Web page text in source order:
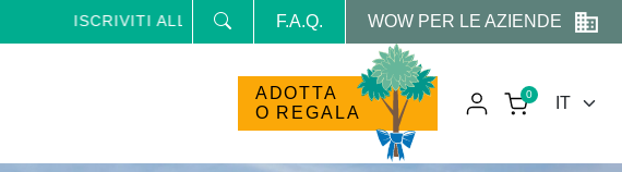
ISCRIVITI ALLA NEWSLETTER E RICEVI NEWS E PROMO RISERVATE
F.A.Q. WOW PER LE AZIENDE
ADOTTA
O REGALA
0